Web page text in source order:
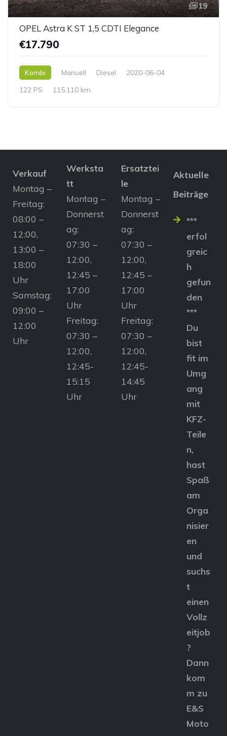
19
OPEL Astra K ST 1,5 CDTI Elegance
€17.790
Kombi Manuell Diesel
2020-06-04
122 PS
115.110 km
Verkauf
Montag –
Freitag:
08:00 –
12:00,
13:00 –
18:00
Uhr
Samstag:
09:00 –
12:00
Uhr
Werksta
tt
Montag –
Donnerst
ag:
07:30 –
12:00,
12:45 –
17:00
Uhr
Freitag:
07:30 –
12:00,
12:45-
15:15
Uhr
Ersatztei
le
Montag –
Donnerst
ag:
07:30 –
12:00,
12:45 –
17:00
Uhr
Freitag:
07:30 –
12:00,
12:45-
14:45
Uhr
Aktuelle
Beiträge
***
erfol
greic
h
gefun
den
***
Du
bist
fit im
Umg
ang
mit
KFZ-
Teile
n,
hast
Spaß
am
Orga
nisier
en
und
suchs
t
einen
Vollz
eitjob
?
Dann
kom
m zu
E&S
Moto